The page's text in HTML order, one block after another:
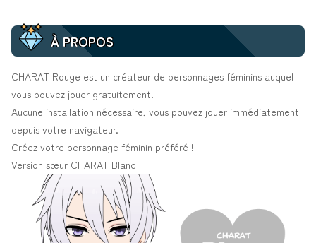
À PROPOS
CHARAT Rouge est un créateur de personnages féminins auquel
vous pouvez jouer gratuitement.
Aucune installation nécessaire, vous pouvez jouer immédiatement
depuis votre navigateur.
Créez votre personnage féminin préféré !
Version sœur CHARAT Blanc